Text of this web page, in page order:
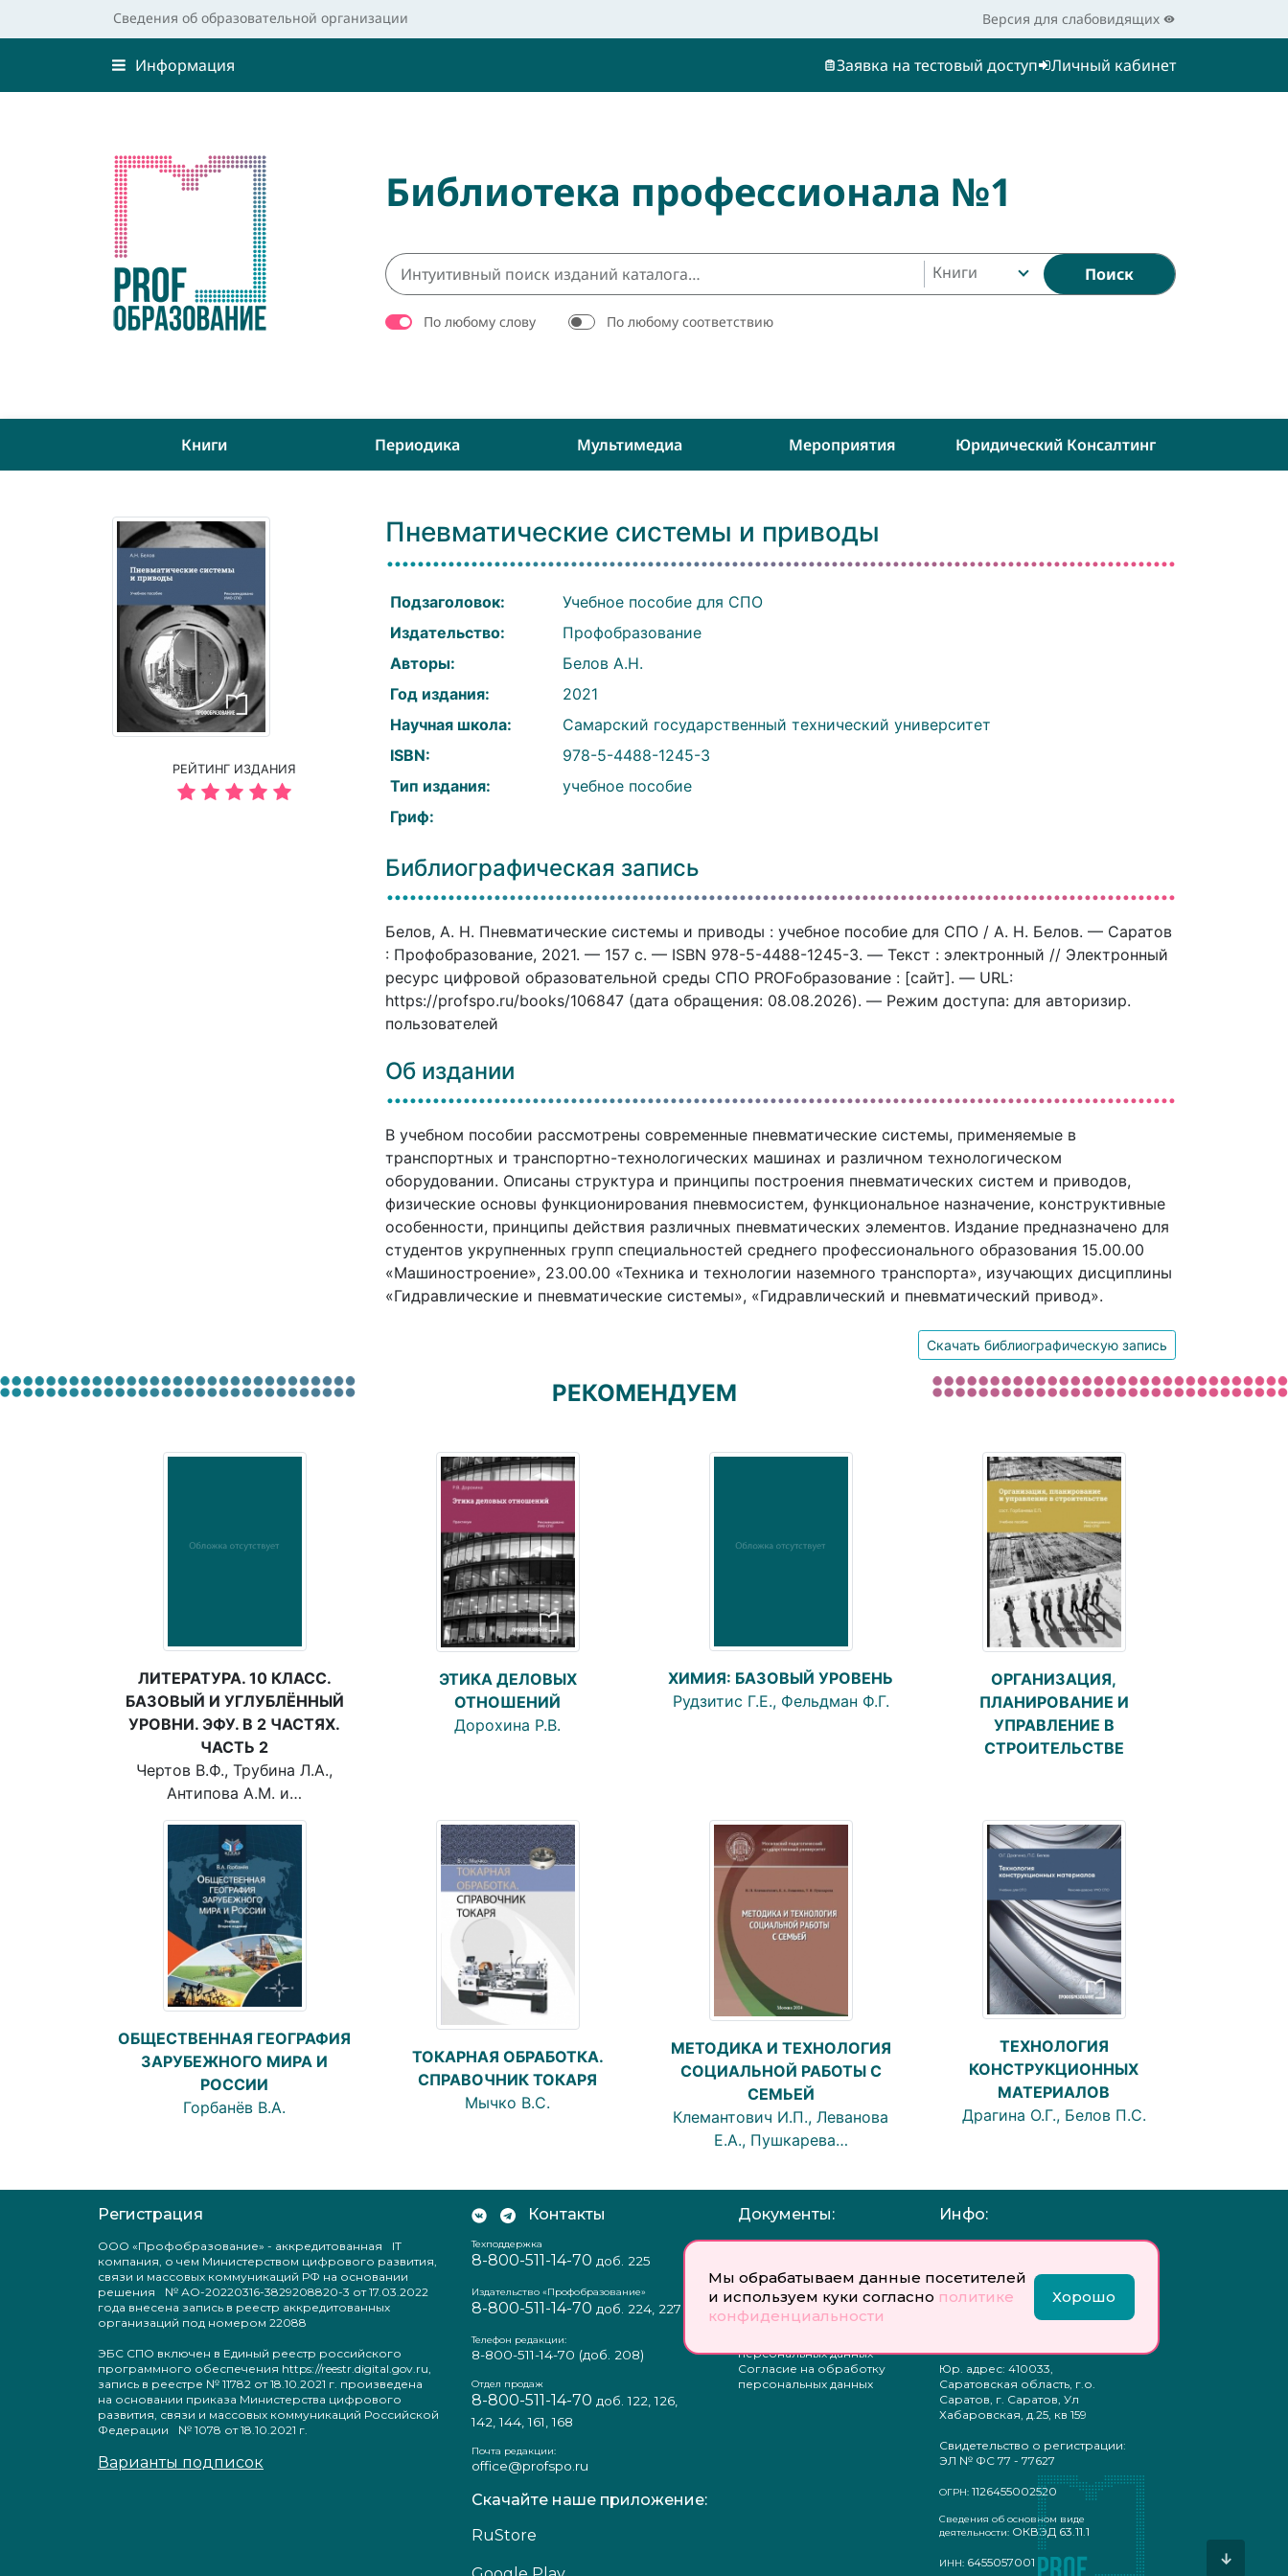
Мы обрабатываем данные посетителей
и используем куки согласно политике
конфиденциальности
Хорошо
Сведения об образовательной организации Версия для слабовидящих
Информация Заявка на тестовый доступ Личный кабинет
Библиотека профессионала №1
Книги Поиск
По любому слову По любому соответствию
Книги Периодика Мультимедиа Мероприятия Юридический Консалтинг
РЕЙТИНГ ИЗДАНИЯ
Пневматические системы и приводы
Подзаголовок:
Учебное пособие для СПО
Издательство:
Профобразование
Авторы:
Белов А.Н.
Год издания:
2021
Научная школа:
Самарский государственный технический университет
ISBN:
978-5-4488-1245-3
Тип издания:
учебное пособие
Гриф:
Библиографическая запись
Белов, А. Н. Пневматические системы и приводы : учебное пособие для СПО / А. Н. Белов. — Саратов
: Профобразование, 2021. — 157 c. — ISBN 978-5-4488-1245-3. — Текст : электронный // Электронный
ресурс цифровой образовательной среды СПО PROFобразование : [сайт]. — URL:
https://profspo.ru/books/106847 (дата обращения: 08.08.2026). — Режим доступа: для авторизир.
пользователей
Об издании
В учебном пособии рассмотрены современные пневматические системы, применяемые в
транспортных и транспортно-технологических машинах и различном технологическом
оборудовании. Описаны структура и принципы построения пневматических систем и приводов,
физические основы функционирования пневмосистем, функциональное назначение, конструктивные
особенности, принципы действия различных пневматических элементов. Издание предназначено для
студентов укрупненных групп специальностей среднего профессионального образования 15.00.00
«Машиностроение», 23.00.00 «Техника и технологии наземного транспорта», изучающих дисциплины
«Гидравлические и пневматические системы», «Гидравлический и пневматический привод».
Скачать библиографическую запись
РЕКОМЕНДУЕМ
ЛИТЕРАТУРА. 10 КЛАСС.
БАЗОВЫЙ И УГЛУБЛЁННЫЙ
УРОВНИ. ЭФУ. В 2 ЧАСТЯХ.
ЧАСТЬ 2
Чертов В.Ф., Трубина Л.А.,
Антипова A.M. и…
ЭТИКА ДЕЛОВЫХ
ОТНОШЕНИЙ
Дорохина Р.В.
ХИМИЯ: БАЗОВЫЙ УРОВЕНЬ
Рудзитис Г.Е., Фельдман Ф.Г.
ОРГАНИЗАЦИЯ,
ПЛАНИРОВАНИЕ И
УПРАВЛЕНИЕ В
СТРОИТЕЛЬСТВЕ
ОБЩЕСТВЕННАЯ ГЕОГРАФИЯ
ЗАРУБЕЖНОГО МИРА И
РОССИИ
Горбанёв В.А.
ТОКАРНАЯ ОБРАБОТКА.
СПРАВОЧНИК ТОКАРЯ
Мычко В.С.
МЕТОДИКА И ТЕХНОЛОГИЯ
СОЦИАЛЬНОЙ РАБОТЫ С
СЕМЬЕЙ
Клемантович И.П., Леванова
Е.А., Пушкарева…
ТЕХНОЛОГИЯ
КОНСТРУКЦИОННЫХ
МАТЕРИАЛОВ
Драгина О.Г., Белов П.С.
Регистрация
ООО «Профобразование» - аккредитованная IT
компания, о чем Министерством цифрового развития,
связи и массовых коммуникаций РФ на основании
решения № АО-20220316-3829208820-3 от 17.03.2022
года внесена запись в реестр аккредитованных
организаций под номером 22088
ЭБС СПО включен в Единый реестр российского
программного обеспечения https://reestr.digital.gov.ru,
запись в реестре № 11782 от 18.10.2021 г. произведена
на основании приказа Министерства цифрового
развития, связи и массовых коммуникаций Российской
Федерации № 1078 от 18.10.2021 г.
Варианты подписок
Контакты
Техподдержка
8-800-511-14-70 доб. 225
Издательство «Профобразование»
8-800-511-14-70 доб. 224, 227
Телефон редакции:
8-800-511-14-70 (доб. 208)
Отдел продаж
8-800-511-14-70 доб. 122, 126,
142, 144, 161, 168
Почта редакции:
office@profspo.ru
Скачайте наше приложение:
RuStore
Документы:
Отзыв согласия на обработку
Пользовательское
соглашение
Политика
конфиденциальности
персональных данных
Согласие на обработку
персональных данных
Инфо:
Учредитель: Общество с
ответственностью
«Профобразование»
Главный редактор: Богатырева
Юр. адрес: 410033,
Саратовская область, г.о.
Саратов, г. Саратов, Ул
Хабаровская, д.25, кв 159
Свидетельство о регистрации:
ЭЛ № ФС 77 - 77627
ОГРН: 1126455002520
Сведения об основном виде
деятельности: ОКВЭД 63.11.1
ИНН: 6455057001 ↓